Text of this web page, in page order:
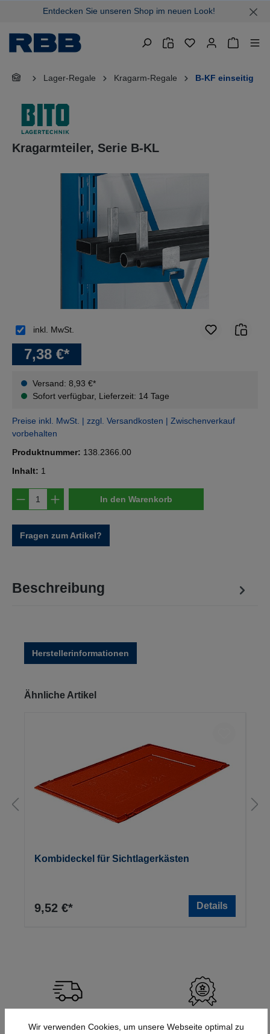
springenEntdecken Sie unseren Shop im neuen Look!
Lager-Regale Kragarm-Regale B-KF einseitig
Kragarmteiler, Serie B-KL
Bildergalerie überspringen
7,38 €*
Versand: 8,93 €*
Sofort verfügbar, Lieferzeit: 14 Tage
inkl. MwSt.
Preise inkl. MwSt. | zzgl. Versandkosten | Zwischenverkauf
vorbehalten
Produktnummer: 138.2366.00
Inhalt: 1
Produkt Anzahl: Gib den gewünschten
In den Warenkorb
Fragen zum Artikel?
Beschreibung
Herstellerinformationen
Produktgalerie überspringen
Ähnliche Artikel
Kombideckel für Sichtlagerkästen
9,52 €* Details
Bundesweit Faire Preise
Wir verwenden Cookies, um unsere Webseite optimal zu